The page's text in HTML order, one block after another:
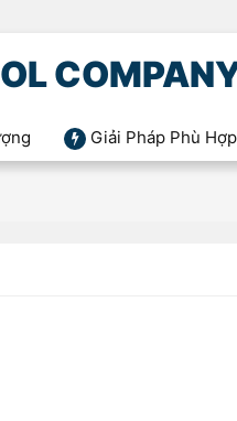
Giải Pháp Phù Hợp